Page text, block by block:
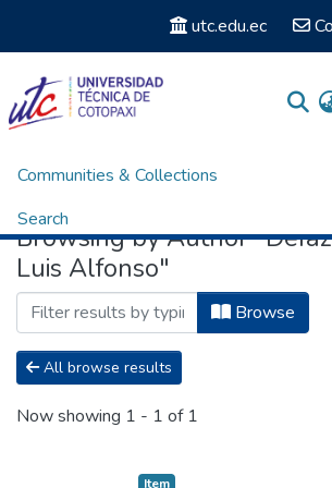
utc.edu.ec
Communities & Collections
Search
Home Browse by Author
Browsing by Author
Luis Alfonso"
Browse
All browse results
Now showing 1 - 1 of 1
Item